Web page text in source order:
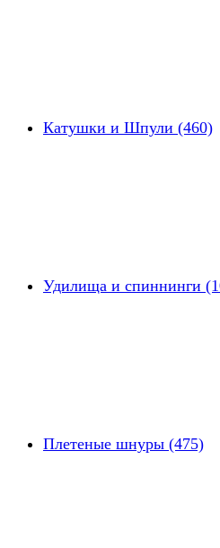
Катушки и Шпули (460)
Удилища и спиннинги
Плетеные шнуры (475)